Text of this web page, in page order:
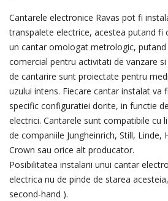
Cantarele electronice Ravas pot fi
transpalete electrice, acestea putand fi
un cantar omologat metrologic,
comercial pentru activitati de vanzare
de cantarire sunt proiectate pentru
uzului intens. Fiecare cantar instalat va
specific configuratiei dorite, in functie
electrici. Cantarele sunt compatibile cu
de companiile Jungheinrich, Still, Linde,
Crown sau orice alt producator.
Posibilitatea instalarii unui cantar
electrica nu de pinde de starea
second-hand ).